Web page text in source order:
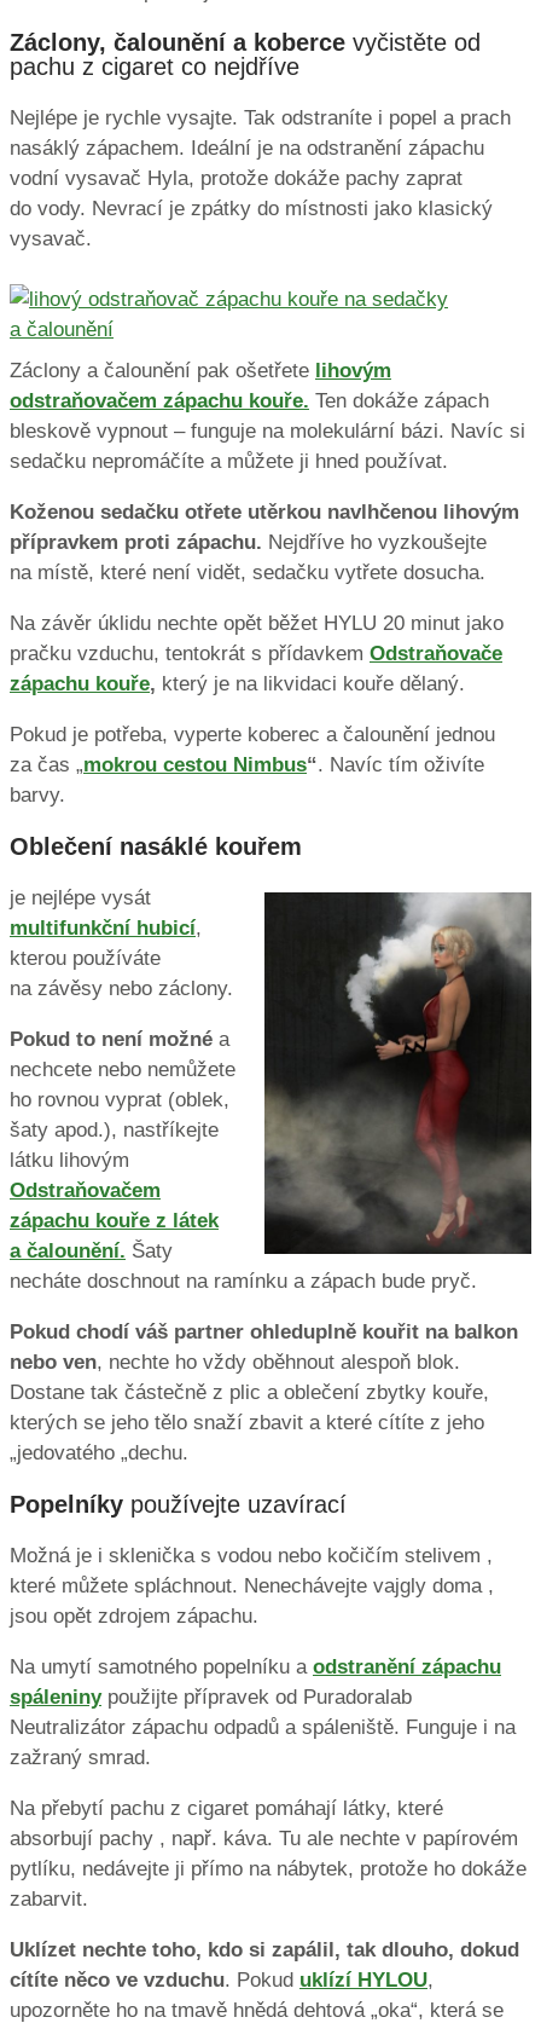
Záclony, čalounění a koberce vyčistěte od
pachu z cigaret co nejdříve
Nejlépe je rychle vysajte. Tak odstraníte i popel a prach
nasáklý zápachem. Ideální je na odstranění zápachu
vodní vysavač Hyla, protože dokáže pachy zaprat
do vody. Nevrací je zpátky do místnosti jako klasický
vysavač.
Záclony a čalounění pak ošetřete lihovým
odstraňovačem zápachu kouře. Ten dokáže zápach
bleskově vypnout – funguje na molekulární bázi. Navíc si
sedačku nepromáčíte a můžete ji hned používat.
Koženou sedačku otřete utěrkou navlhčenou lihovým
přípravkem proti zápachu. Nejdříve ho vyzkoušejte
na místě, které není vidět, sedačku vytřete dosucha.
Na závěr úklidu nechte opět běžet HYLU 20 minut jako
pračku vzduchu, tentokrát s přídavkem Odstraňovače
zápachu kouře, který je na likvidaci kouře dělaný.
Pokud je potřeba, vyperte koberec a čalounění jednou
za čas „mokrou cestou Nimbus“. Navíc tím oživíte
barvy.
Oblečení nasáklé kouřem
je nejlépe vysát
multifunkční hubicí,
kterou používáte
na závěsy nebo záclony.
Pokud to není možné a
nechcete nebo nemůžete
ho rovnou vyprat (oblek,
šaty apod.), nastříkejte
látku lihovým
Odstraňovačem
zápachu kouře z látek
a čalounění. Šaty
necháte doschnout na ramínku a zápach bude pryč.
Pokud chodí váš partner ohleduplně kouřit na balkon
nebo ven, nechte ho vždy oběhnout alespoň blok.
Dostane tak částečně z plic a oblečení zbytky kouře,
kterých se jeho tělo snaží zbavit a které cítíte z jeho
„jedovatého „dechu.
Popelníky používejte uzavírací
Možná je i sklenička s vodou nebo kočičím stelivem ,
které můžete spláchnout. Nenechávejte vajgly doma ,
jsou opět zdrojem zápachu.
Na umytí samotného popelníku a odstranění zápachu
spáleninypoužijte přípravek od Puradoralab
Neutralizátor zápachu odpadů a spáleniště. Funguje i na
zažraný smrad.
Na přebytí pachu z cigaret pomáhají látky, které
absorbují pachy , např. káva. Tu ale nechte v papírovém
pytlíku, nedávejte ji přímo na nábytek, protože ho dokáže
zabarvit.
Uklízet nechte toho, kdo si zapálil, tak dlouho, dokud
cítíte něco ve vzduchu. Pokud uklízí HYLOU,
upozorněte ho na tmavě hnědá dehtová „oka“, která se